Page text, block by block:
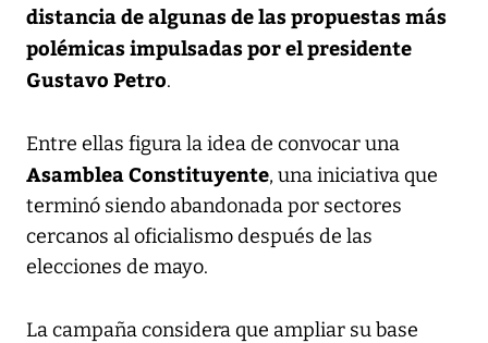
distancia de algunas de las propuestas más
polémicas impulsadas por el presidente
Gustavo Petro.
Entre ellas figura la idea de convocar una
Asamblea Constituyente, una iniciativa que
terminó siendo abandonada por sectores
cercanos al oficialismo después de las
elecciones de mayo.
La campaña considera que ampliar su base